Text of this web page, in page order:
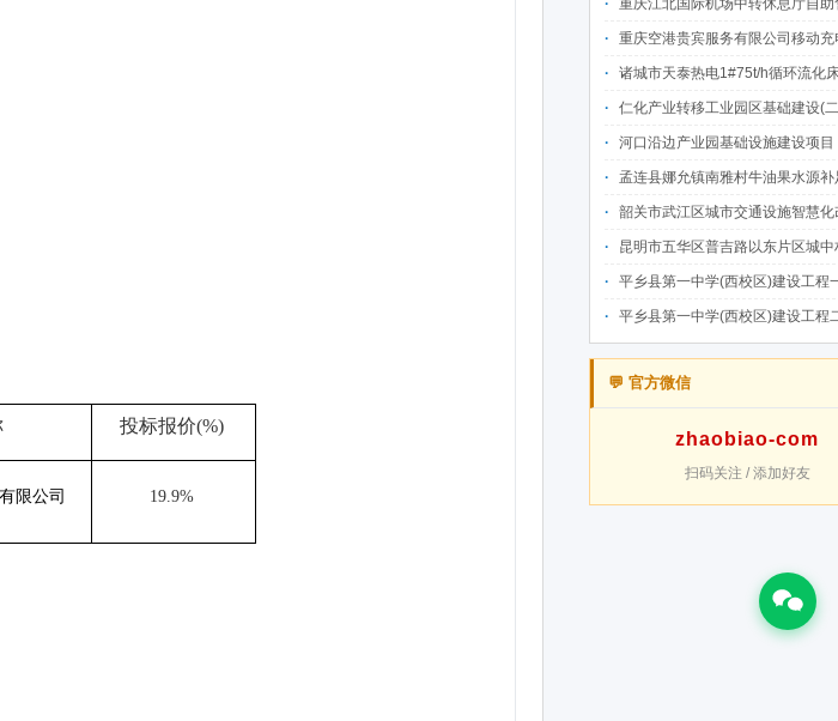
重庆江北国际机场中转休息厅自助售卖机点位公开招
重庆空港贵宾服务有限公司移动充电宝点位资源公开
诸城市天泰热电1#75t/h循环流化床锅炉及配套设施升级改造项目（设计施工一体
仁化产业转移工业园区基础建设(二期)一韶关仁化产业园区工业二路道路及桥梁(西侧扩园段)建设
河口沿边产业园基础设施建设项目（二期）设计施工总承包（EPC）(三次
孟连县娜允镇南雅村牛油果水源补足提质增效建设项目
韶关市武江区城市交通设施智慧化改造提升项目-基础建设工程（一期）A标段施
昆明市五华区普吉路以东片区城中村改造项目（一期）A7、A-4-2地块安置房项目供配电设计施工一体化
平乡县第一中学(西校区)建设工程一标段施工
平乡县第一中学(西校区)建设工程二标段施工
💬 官方微信
zhaobiao-com
扫码关注 / 添加好友